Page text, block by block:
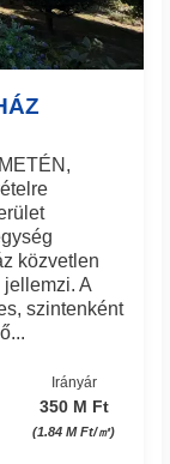
közvetlen
A
szintenként
Irányár
350 M Ft
(1.84 M Ft/㎡)